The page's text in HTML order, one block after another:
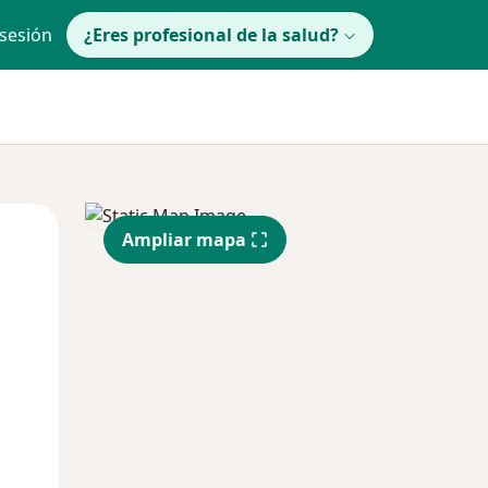
¿Eres profesional de la salud?
Mié
12 Ago
Jue
13 Ago
Ampliar mapa